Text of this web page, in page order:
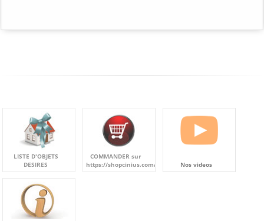
LISTE D'OBJETS
DESIRES
COMMANDER sur
https://shopcinius.com/fr/
Nos videos